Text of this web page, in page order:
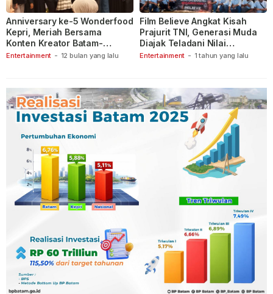
Entertainment - 12 bulan yang lalu
Anniversary ke-5 Wonderfood
Kepri, Meriah Bersama
Konten Kreator Batam-
Tanjungpinang
Entertainment - 1 tahun yang lalu
Film Believe Angkat Kisah
Prajurit TNI, Generasi Muda
Diajak Teladani Nilai
Keberanian